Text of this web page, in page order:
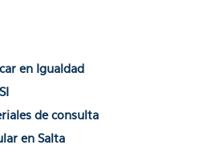
en Igualdad
de consulta
en Salta